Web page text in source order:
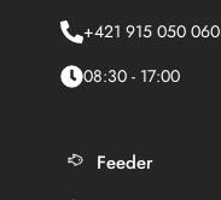
+421 915 050 060
08:30 - 17:00
Feeder